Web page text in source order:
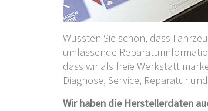
Wussten Sie schon, dass
umfassende
dass wir als freie Werkstatt
Diagnose, Service, Reparatur
Wir haben die Herstellerdaten